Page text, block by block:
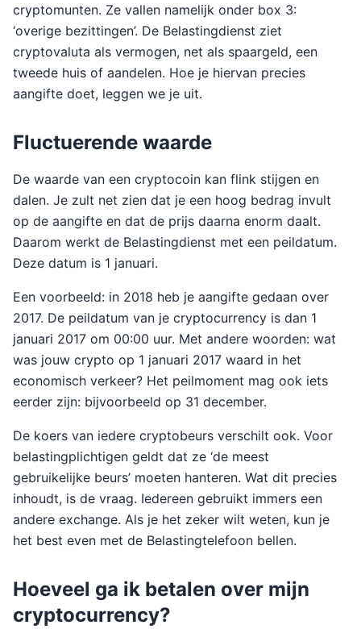
cryptomunten. Ze vallen namelijk onder box 3:
‘overige bezittingen’. De Belastingdienst ziet
cryptovaluta als vermogen, net als spaargeld, een
tweede huis of aandelen. Hoe je hiervan precies
aangifte doet, leggen we je uit.
Fluctuerende waarde
De waarde van een cryptocoin kan flink stijgen en
dalen. Je zult net zien dat je een hoog bedrag invult
op de aangifte en dat de prijs daarna enorm daalt.
Daarom werkt de Belastingdienst met een peildatum.
Deze datum is 1 januari.
Een voorbeeld: in 2018 heb je aangifte gedaan over
2017. De peildatum van je cryptocurrency is dan 1
januari 2017 om 00:00 uur. Met andere woorden: wat
was jouw crypto op 1 januari 2017 waard in het
economisch verkeer? Het peilmoment mag ook iets
eerder zijn: bijvoorbeeld op 31 december.
De koers van iedere cryptobeurs verschilt ook. Voor
belastingplichtigen geldt dat ze ‘de meest
gebruikelijke beurs’ moeten hanteren. Wat dit precies
inhoudt, is de vraag. Iedereen gebruikt immers een
andere exchange. Als je het zeker wilt weten, kun je
het best even met de Belastingtelefoon bellen.
Hoeveel ga ik betalen over mijn
cryptocurrency?